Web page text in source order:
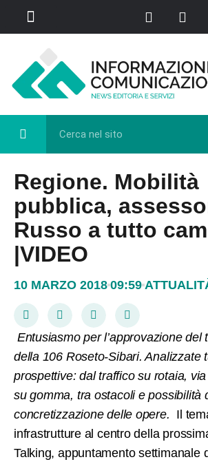
Regione. Mobilità
pubblica,
Russo a tutto
|VIDEO
10 MARZO 2018 09:59
Entusiasmo per l’approvazione del
della 106 Roseto-Sibari. Analizzate
prospettive: dal traffico su rotaia,
su gomma, tra ostacoli e possibilità
concretizzazione delle opere. Il
infrastrutture al centro della
Talking, appuntamento settimanale